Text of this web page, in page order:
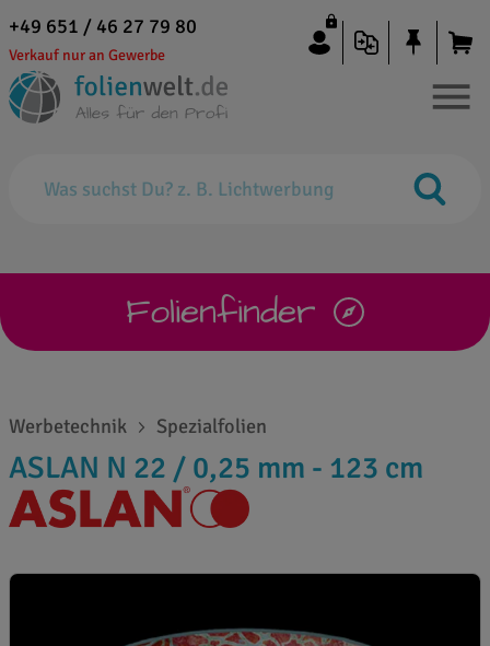
+49 651 / 46 27 79 80
Verkauf nur an Gewerbe
Folienfinder
Werbetechnik Spezialfolien
ASLAN N 22 / 0,25 mm - 123 cm